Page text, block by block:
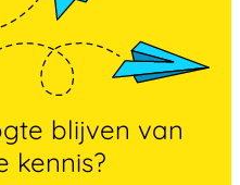
blijven van
kennis?